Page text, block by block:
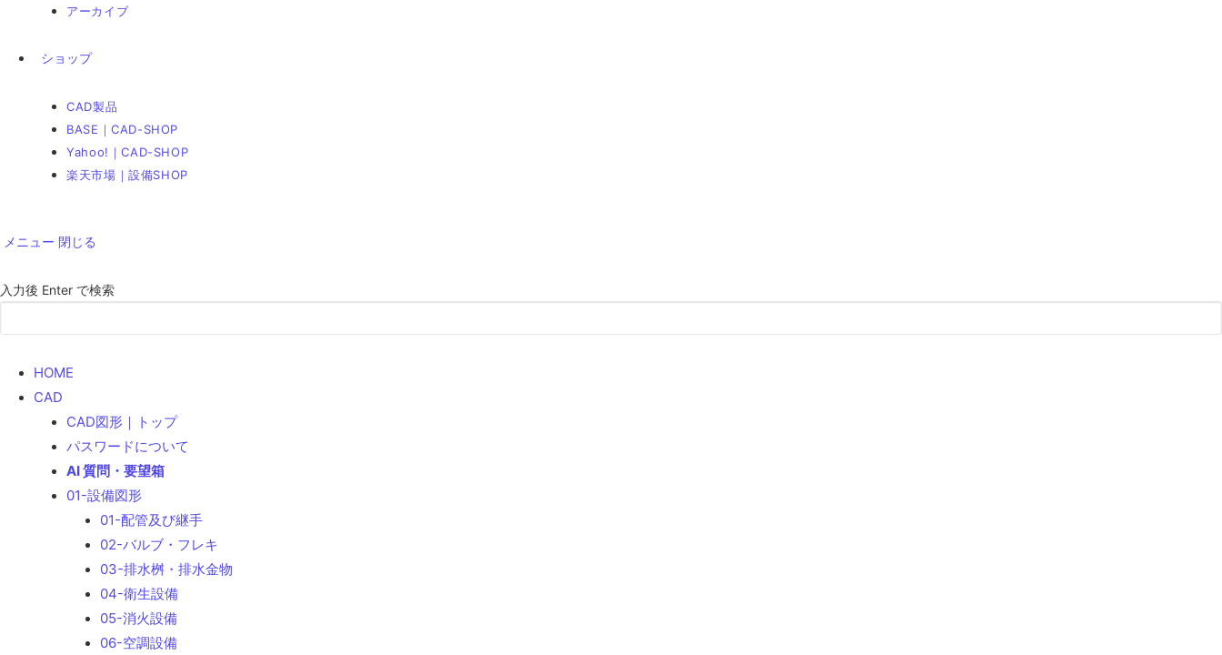
アーカイブ
ショップ
CAD製品
BASE｜CAD-SHOP
Yahoo!｜CAD-SHOP
楽天市場｜設備SHOP
メニュー 閉じる
サ
ト
入力後 Enter で検索
HOME
CAD
CAD図形｜トップ
パスワードについて
AI 質問・要望箱
01-設備図形
01-配管及び継手
02-バルブ・フレキ
03-排水桝・排水金物
04-衛生設備
05-消火設備
06-空調設備